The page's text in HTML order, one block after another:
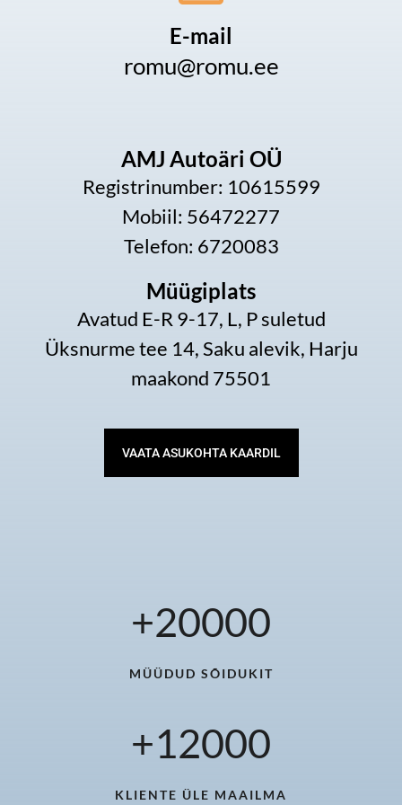
E-mail
romu@romu.ee
AMJ Autoäri OÜ
Registrinumber: 10615599
Mobiil: 56472277
Telefon: 6720083
Müügiplats
Avatud E-R 9-17, L, P suletud
Üksnurme tee 14, Saku alevik, Harju
maakond 75501
VAATA ASUKOHTA KAARDIL
MÜÜDUD SÕIDUKIT
+20000
KLIENTE ÜLE MAAILMA
+12000